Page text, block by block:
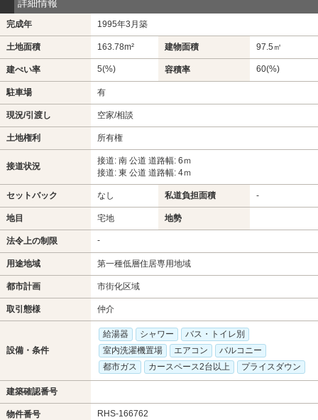
詳細情報
完成年 1995年3月築
土地面積 163.78m² 建物面積 97.5㎡
建ぺい率 5(%) 容積率 60(%)
駐車場 有
現況/引渡し 空家/相談
土地権利 所有権
接道状況
接道: 南 公道 道路幅: 6ｍ
接道: 東 公道 道路幅: 4ｍ
セットバック なし 私道負担面積 -
地目 宅地 地勢
法令上の制限 -
用途地域 第一種低層住居専用地域
都市計画 市街化区域
取引態様 仲介
設備・条件
給湯器 シャワー
バス・トイレ別
室内洗濯機置場
エアコン
バルコニー
都市ガス
カースペース2台以上 プライスダウン
建築確認番号
物件番号 RHS-166762